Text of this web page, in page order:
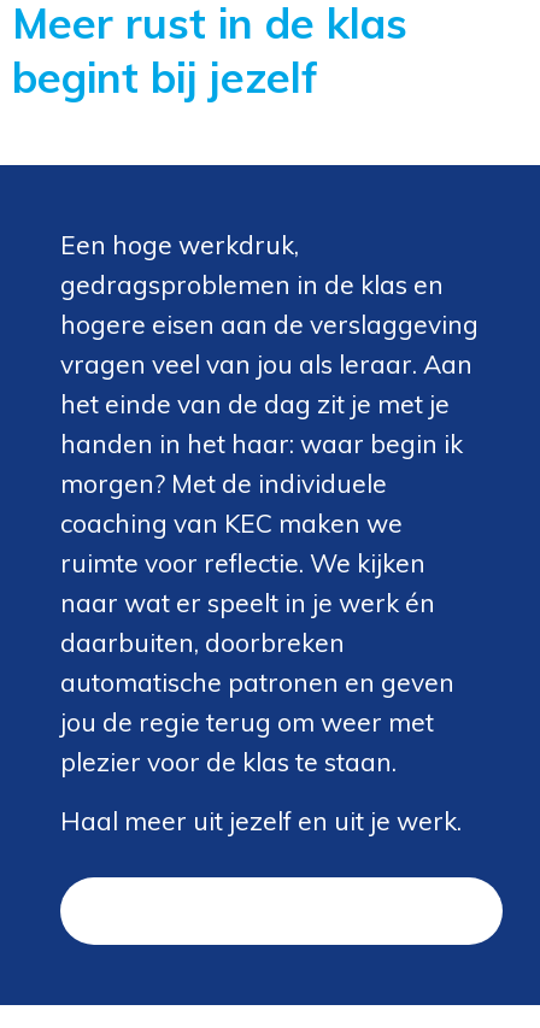
Meer rust in de klas
begint bij jezelf
Een hoge werkdruk,
gedragsproblemen in de klas en
hogere eisen aan de verslaggeving
vragen veel van jou als leraar. Aan
het einde van de dag zit je met je
handen in het haar: waar begin ik
morgen? Met de individuele
coaching van KEC maken we
ruimte voor reflectie. We kijken
naar wat er speelt in je werk én
daarbuiten, doorbreken
automatische patronen en geven
jou de regie terug om weer met
plezier voor de klas te staan.
Haal meer uit jezelf en uit je werk.